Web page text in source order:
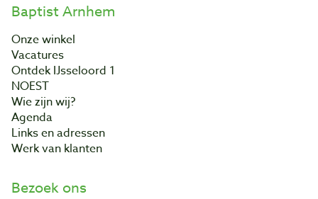
Baptist Arnhem
Onze winkel
Vacatures
Ontdek IJsseloord 1
NOEST
Wie zijn wij?
Agenda
Links en adressen
Werk van klanten
Bezoek ons